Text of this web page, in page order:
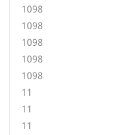
1098
1098
1098
1098
1098
11
11
11